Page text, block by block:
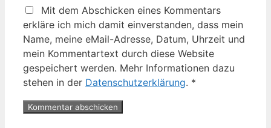
Mit dem Abschicken eines Kommentars
erkläre ich mich damit einverstanden, dass mein
Name, meine eMail-Adresse, Datum, Uhrzeit und
mein Kommentartext durch diese Website
gespeichert werden. Mehr Informationen dazu
stehen in der Datenschutzerklärung. *